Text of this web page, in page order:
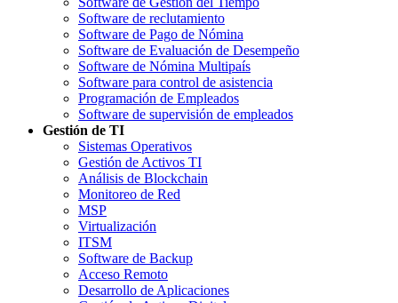
Software de reclutamiento
Software de Pago de Nómina
Software de Evaluación de Desempeño
Software de Nómina Multipaís
Software para control de asistencia
Programación de Empleados
Software de supervisión de empleados
Gestión de TI
Sistemas Operativos
Gestión de Activos TI
Análisis de Blockchain
Monitoreo de Red
MSP
Virtualización
ITSM
Software de Backup
Acceso Remoto
Desarrollo de Aplicaciones